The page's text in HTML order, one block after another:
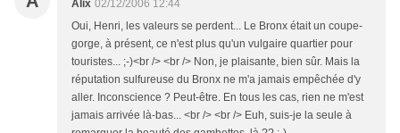
Alix 02/12/2006 12:44
Oui, Henri, les valeurs se perdent... Le Bronx était un coupe-
gorge, à présent, ce n'est plus qu'un vulgaire quartier pour
touristes... ;-)<br /> <br /> Non, je plaisante, bien sûr. Mais la
réputation sulfureuse du Bronx ne m'a jamais empêchée d'y
aller. Inconscience ? Peut-être. En tous les cas, rien ne m'est
jamais arrivée là-bas... <br /> <br /> Euh, suis-je la seule à